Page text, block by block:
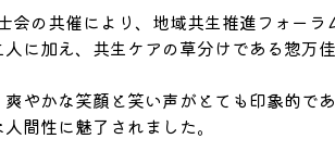
の共催により、地域共生推進フォーラ
に加え、共生ケアの草分けである惣万
やかな笑顔と笑い声がとても印象的で
間性に魅了されました。